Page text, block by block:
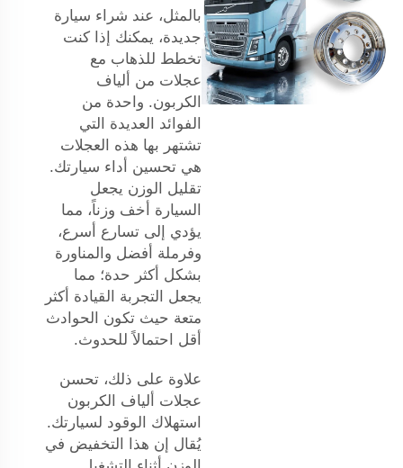
بالمثل، عند شراء سيارة
جديدة، يمكنك إذا كنت
تخطط للذهاب مع
عجلات من ألياف
الكربون. واحدة من
الفوائد العديدة التي
تشتهر بها هذه العجلات
هي تحسين أداء سيارتك.
تقليل الوزن يجعل
السيارة أخف وزناً، مما
يؤدي إلى تسارع أسرع،
وفرملة أفضل والمناورة
بشكل أكثر حدة؛ مما
يجعل التجربة القيادة أكثر
متعة حيث تكون الحوادث
أقل احتمالاً للحدوث.
علاوة على ذلك، تحسن
عجلات ألياف الكربون
استهلاك الوقود لسيارتك.
يُقال إن هذا التخفيض في